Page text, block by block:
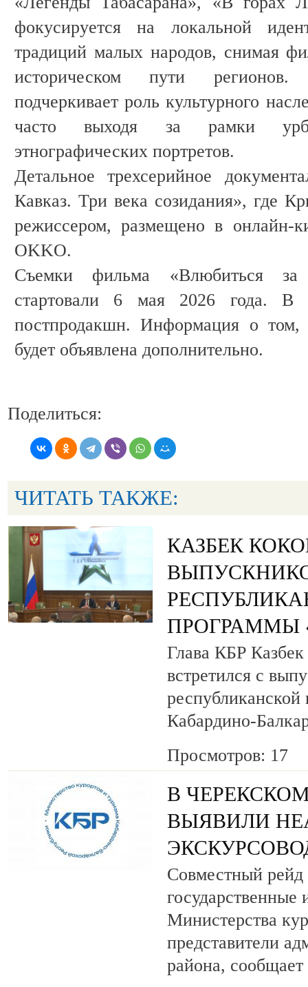
фокусируется на локальной
традиций малых народов, снимая
историческом пути регионов.
подчеркивает роль культурного
часто выходя за рамки
этнографических портретов.
Детальное трехсерийное
Кавказ. Три века созидания», где
режиссером, размещено в онлайн-
OKKO.
Съемки фильма «Влюбиться
стартовали 6 мая 2026 года. В
постпродакшн. Информация о том,
будет объявлена дополнительно.
Поделиться:
ЧИТАТЬ ТАКЖЕ:
КАЗБЕК
ПРОГРАММЫ
Глава КБР Казбек
встретился с
Кабардино-
Просмотров: 17
В
ВЫЯВИЛИ
Совместный рейд
государственные
Министерства
представители
района,